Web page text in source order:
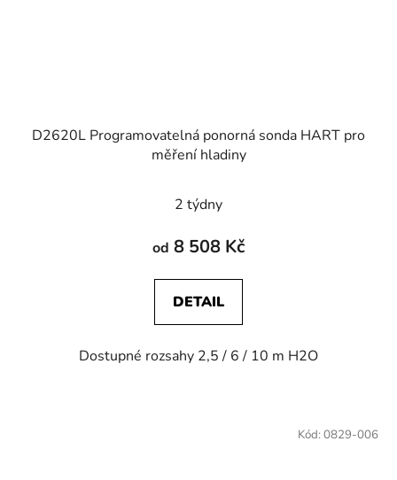
D2620L Programovatelná ponorná sonda HART pro
měření hladiny
2 týdny
od 8 508 Kč
DETAIL
Dostupné rozsahy 2,5 / 6 / 10 m H2O
Kód: 0829-006